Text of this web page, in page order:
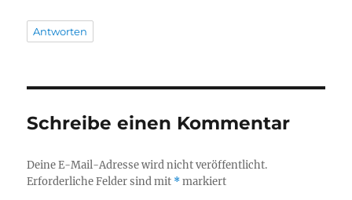
Antworten
Schreibe einen Kommentar
Deine E-Mail-Adresse wird nicht veröffentlicht.
Erforderliche Felder sind mit *markiert